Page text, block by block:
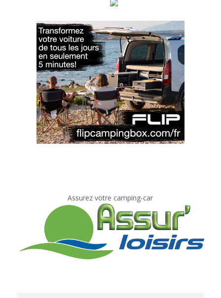
Assurez votre camping-car